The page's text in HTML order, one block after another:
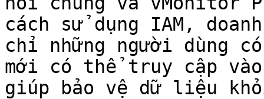
cách sử dụng IAM,
chỉ những người dùng
mới có thể truy cập
giúp bảo vệ dữ liệu